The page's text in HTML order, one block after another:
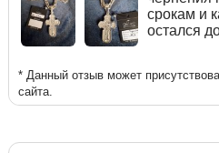
срокам и
остался
* Данный отзыв может
сайта.